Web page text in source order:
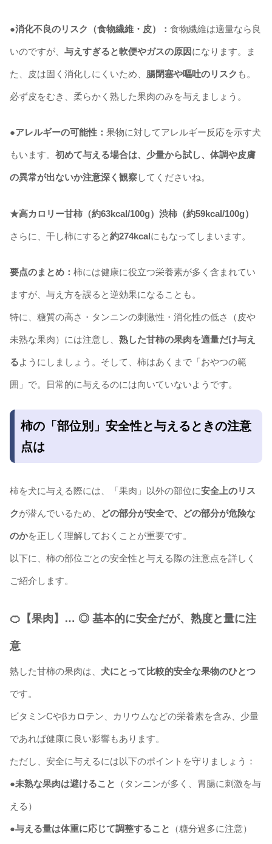
●消化不良のリスク（食物繊維・皮）： 食物繊維は適量なら良
いのですが、 与えすぎると軟便やガスの原因になります。ま
た、皮は固く消化しにくいため、 腸閉塞や嘔吐のリスク も。
必ず皮をむき、柔らかく熟した果肉のみを与えましょう。
●アレルギーの可能性： 果物に対してアレルギー反応を示す犬
もいます。 初めて与える場合は、少量から試し、体調や皮膚
の異常が出ないか注意深く観察してくださいね。
★高カロリー甘柿（約63kcal/100g）渋柿（約59kcal/100g）
さらに、干し柿にすると約274kcalにもなってしまいます。
要点のまとめ： 柿には健康に役立つ栄養素が多く含まれてい
ますが、与え方を誤ると逆効果になることも。
特に、糖質の高さ・タンニンの刺激性・消化性の低さ（皮や
未熟な果肉）には注意し、 熟した甘柿の果肉を適量だけ与え
るようにしましょう。そして、柿はあくまで「おやつの範
囲」で。日常的に与えるのには向いていないようです。
柿の「部位別」安全性と与えるときの注意
点は
柿を犬に与える際には、「果肉」以外の部位に安全上のリス
クが潜んでいるため、 どの部分が安全で、どの部分が危険な
のかを正しく理解しておくことが重要です。
以下に、柿の部位ごとの安全性と与える際の注意点を詳しく
ご紹介します。
🍊【果肉】… ◎ 基本的に安全だが、熟度と量に注
意
熟した甘柿の果肉は、 犬にとって比較的安全な果物のひとつ
です。
ビタミンCやβカロテン、カリウムなどの栄養素を含み、少量
であれば健康に良い影響もあります。
ただし、安全に与えるには以下のポイントを守りましょう：
●未熟な果肉は避けること （タンニンが多く、胃腸に刺激を与
える）
●与える量は体重に応じて調整すること （糖分過多に注意）